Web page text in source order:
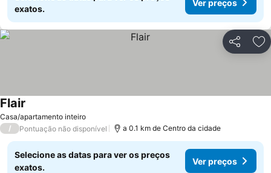
exatos.
Ver preços
Partilhar
Casa/apartamento inteiro
Flair
/ Pontuação não disponível a 0.1 km de Centro da cidade
Selecione as datas para ver os preços
exatos.
Ver preços